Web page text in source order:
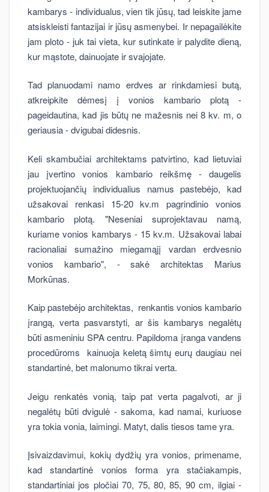
kambarys - individualus, vien tik jūsų, tad leiskite jame
atsiskleisti fantazijai ir jūsų asmenybei. Ir nepagailėkite
jam ploto - juk tai vieta, kur sutinkate ir palydite dieną,
kur mąstote, dainuojate ir svajojate.
Tad planuodami namo erdves ar rinkdamiesi butą,
atkreipkite dėmesį į vonios kambario plotą -
pageidautina, kad jis būtų ne mažesnis nei 8 kv. m, o
geriausia - dvigubai didesnis.
Keli skambučiai architektams patvirtino, kad lietuviai
jau įvertino vonios kambario reikšmę - daugelis
projektuojančių individualius namus pastebėjo, kad
užsakovai renkasi 15-20 kv.m pagrindinio vonios
kambario plotą. "Neseniai suprojektavau namą,
kuriame vonios kambarys - 15 kv.m. Užsakovai labai
racionaliai sumažino miegamąjį vardan erdvesnio
vonios kambario", - sakė architektas Marius
Morkūnas.
Kaip pastebėjo architektas, renkantis vonios kambario
įrangą, verta pasvarstyti, ar šis kambarys negalėtų
būti asmeniniu SPA centru. Papildoma įranga vandens
procedūroms kainuoja keletą šimtų eurų daugiau nei
standartinė, bet malonumo tikrai verta.
Jeigu renkatės vonią, taip pat verta pagalvoti, ar ji
negalėtų būti dvigulė - sakoma, kad namai, kuriuose
yra tokia vonia, laimingi. Matyt, dalis tiesos tame yra.
Įsivaizdavimui, kokių dydžių yra vonios, primename,
kad standartinė vonios forma yra stačiakampis,
standartiniai jos pločiai 70, 75, 80, 85, 90 cm, ilgiai -